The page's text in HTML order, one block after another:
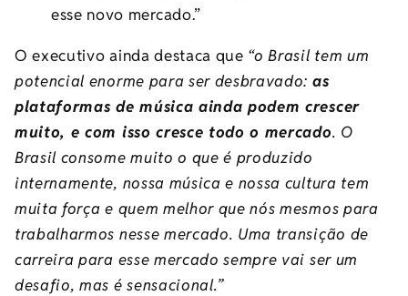
esse novo mercado.”
O executivo ainda destaca que “o Brasil tem um
potencial enorme para ser desbravado: as
plataformas de música ainda podem crescer
muito, e com isso cresce todo o mercado. O
Brasil consome muito o que é produzido
internamente, nossa música e nossa cultura tem
muita força e quem melhor que nós mesmos para
trabalharmos nesse mercado. Uma transição de
carreira para esse mercado sempre vai ser um
desafio, mas é sensacional.”